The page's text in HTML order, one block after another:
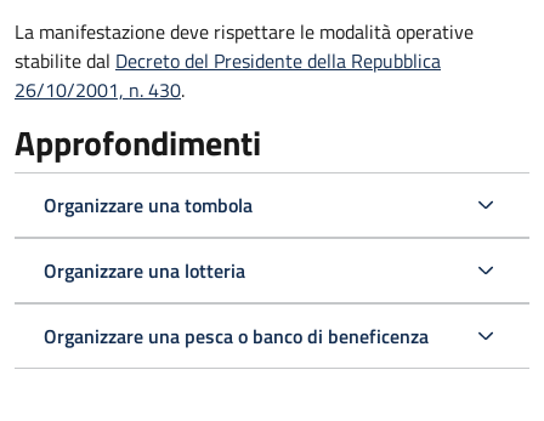
La manifestazione deve rispettare le modalità operative
stabilite dal Decreto del Presidente della Repubblica
26/10/2001, n. 430.
Approfondimenti
Organizzare una tombola
Organizzare una lotteria
Organizzare una pesca o banco di beneficenza